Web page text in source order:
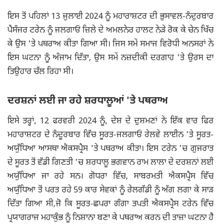
ਇਸ ਤੋਂ ਪਹਿਲਾਂ 13 ਜੁਲਾਈ 2024 ਨੂੰ ਮਹਾਰਾਸ਼ਟਰ ਦੀ ਭੁਸਾਵਲ-ਨੰਦੁਰਬਾਰ
ਪੈਸੰਜਰ ਟਰੇਨ ਨੂੰ ਜਲਗਾਓਂ ਜ਼ਿਲੇ ਦੇ ਅਮਲਨੇਰ ਹਾਲਟ ਨੇੜੇ ਰੋਕ ਕੇ ਚੇਨ ਖਿੱਚ
ਕੇ ਉਸ 'ਤੇ ਪਥਰਾਅ ਕੀਤਾ ਗਿਆ ਸੀ। ਜਿਸ ਸਮੇਂ ਸਮਾਜ ਵਿਰੋਧੀ ਅਨਸਰਾਂ ਨੇ
ਇਸ ਘਟਨਾ ਨੂੰ ਅੰਜਾਮ ਦਿੱਤਾ, ਉਸ ਸਮੇਂ ਨਜ਼ਦੀਕੀ ਦਰਗਾਹ 'ਤੇ ਉਰਸ ਦਾ
ਤਿਉਹਾਰ ਚੱਲ ਰਿਹਾ ਸੀ।
ਦਰਸ਼ਨਾਂ ਲਈ ਜਾ ਰਹੇ ਸ਼ਰਧਾਲੂਆਂ 'ਤੇ ਪਥਰਾਅ
ਇਸੇ ਤਰ੍ਹਾਂ, 12 ਫਰਵਰੀ 2024 ਨੂੰ, ਦੇਸ਼ ਦੇ ਦੁਸ਼ਮਣਾਂ ਨੇ ਇੱਕ ਵਾਰ ਫਿਰ
ਮਹਾਰਾਸ਼ਟਰ ਦੇ ਨੰਦੂਰਬਾਰ ਵਿੱਚ ਸੂਰਤ-ਜਲਗਾਓਂ ਰੇਲਵੇ ਲਾਈਨ 'ਤੇ ਸੂਰਤ-
ਅਯੁੱਧਿਆ ਆਸਥਾ ਐਕਸਪ੍ਰੈਸ 'ਤੇ ਪਥਰਾਅ ਕੀਤਾ। ਇਸ ਟਰੇਨ 'ਚ ਗੁਜਰਾਤ
ਦੇ ਸੂਰਤ ਤੋਂ ਵੱਡੀ ਗਿਣਤੀ 'ਚ ਸ਼ਰਧਾਲੂ ਭਗਵਾਨ ਰਾਮ ਲਾਲਾ ਦੇ ਦਰਸ਼ਨਾਂ ਲਈ
ਅਯੁੱਧਿਆ ਜਾ ਰਹੇ ਸਨ। ਗੋਧਰਾ ਵਿੱਚ, ਸਾਬਰਮਤੀ ਐਕਸਪ੍ਰੈਸ ਵਿੱਚ
ਅਯੁੱਧਿਆ ਤੋਂ ਪਰਤ ਰਹੇ 59 ਕਾਰ ਸੇਵਕਾਂ ਨੂੰ ਰੇਲਗੱਡੀ ਨੂੰ ਅੱਗ ਲਗਾ ਕੇ ਸਾੜ
ਦਿੱਤਾ ਗਿਆ ਸੀ,ਜੋ ਕਿ ਸੂਰਤ-ਛਪਰਾ ਗੰਗਾ ਤਪਤੀ ਐਕਸਪ੍ਰੈਸ ਟਰੇਨ ਵਿੱਚ
ਪ੍ਰਯਾਗਰਾਜ ਮਹਾਕੁੰਭ ਨੂੰ ਨਿਸ਼ਾਨਾ ਬਣਾ ਕੇ ਪਥਰਾਅ ਕਰਨ ਦੀ ਤਾਜ਼ਾ ਘਟਨਾ ਹੈ